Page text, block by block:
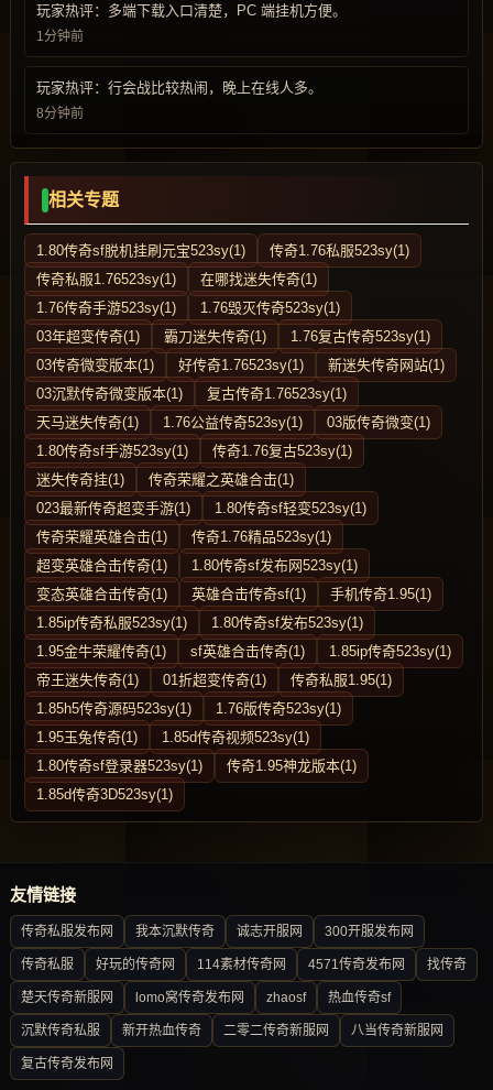
玩家热评：多端下载入口清楚，PC 端挂机方便。
1分钟前
玩家热评：行会战比较热闹，晚上在线人多。
8分钟前
相关专题
1.80传奇sf脱机挂刷元宝523sy(1)
传奇1.76私服523sy(1)
传奇私服1.76523sy(1)
在哪找迷失传奇(1)
1.76传奇手游523sy(1)
1.76毁灭传奇523sy(1)
03年超变传奇(1)
霸刀迷失传奇(1)
1.76复古传奇523sy(1)
03传奇微变版本(1)
好传奇1.76523sy(1)
新迷失传奇网站(1)
03沉默传奇微变版本(1)
复古传奇1.76523sy(1)
天马迷失传奇(1)
1.76公益传奇523sy(1)
03版传奇微变(1)
1.80传奇sf手游523sy(1)
传奇1.76复古523sy(1)
迷失传奇挂(1)
传奇荣耀之英雄合击(1)
023最新传奇超变手游(1)
1.80传奇sf轻变523sy(1)
传奇荣耀英雄合击(1)
传奇1.76精品523sy(1)
超变英雄合击传奇(1)
1.80传奇sf发布网523sy(1)
变态英雄合击传奇(1)
英雄合击传奇sf(1)
手机传奇1.95(1)
1.85ip传奇私服523sy(1)
1.80传奇sf发布523sy(1)
1.95金牛荣耀传奇(1)
sf英雄合击传奇(1)
1.85ip传奇523sy(1)
帝王迷失传奇(1)
01折超变传奇(1)
传奇私服1.95(1)
1.85h5传奇源码523sy(1)
1.76版传奇523sy(1)
1.95玉兔传奇(1)
1.85d传奇视频523sy(1)
1.80传奇sf登录器523sy(1)
传奇1.95神龙版本(1)
1.85d传奇3D523sy(1)
友情链接
传奇私服发布网 我本沉默传奇 诚志开服网 300开服发布网
传奇私服 好玩的传奇网 114素材传奇网 4571传奇发布网 找传奇
楚天传奇新服网 lomo窝传奇发布网 zhaosf 热血传奇sf
沉默传奇私服 新开热血传奇 二零二传奇新服网 八当传奇新服网
复古传奇发布网